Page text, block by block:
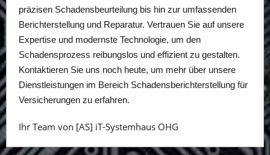
präzisen Schadensbeurteilung bis hin zur umfassenden
Berichterstellung und Reparatur. Vertrauen Sie auf unsere
Expertise und modernste Technologie, um den
Schadensprozess reibungslos und effizient zu gestalten.
Kontaktieren Sie uns noch heute, um mehr über unsere
Dienstleistungen im Bereich Schadensberichterstellung für
Versicherungen zu erfahren.
Ihr Team von [AS] iT-Systemhaus OHG